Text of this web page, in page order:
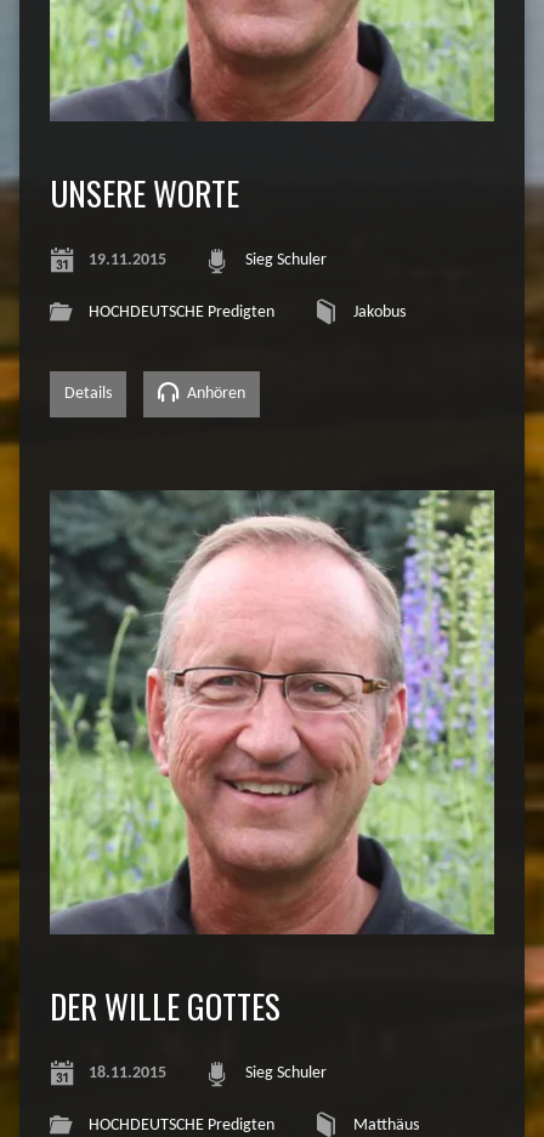
UNSERE WORTE
19.11.2015 Sieg Schuler
HOCHDEUTSCHE Predigten Jakobus
Details Anhören
DER WILLE GOTTES
18.11.2015 Sieg Schuler
HOCHDEUTSCHE Predigten Matthäus